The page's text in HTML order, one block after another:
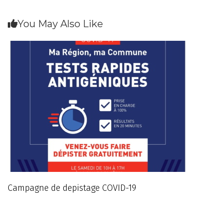
You May Also Like
Campagne de depistage COVID-19